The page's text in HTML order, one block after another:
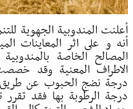
أعلنت المندوبية الجهوية
أنه و على اثر المعاينات
المصالح الخاصة
الاطراف المعنية وقد
درجة نضج الحبوب عن
درجة الرطوبة بها فقد تقرر